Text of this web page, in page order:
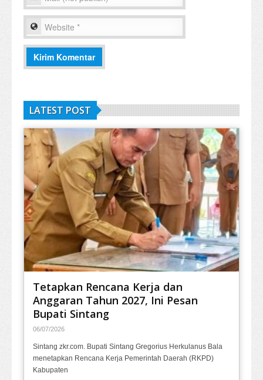
LATEST POST
Tetapkan Rencana Kerja dan
Anggaran Tahun 2027, Ini Pesan
Bupati Sintang
06/07/2026
Sintang zkr.com. Bupati Sintang Gregorius Herkulanus Bala
menetapkan Rencana Kerja Pemerintah Daerah (RKPD)
Kabupaten